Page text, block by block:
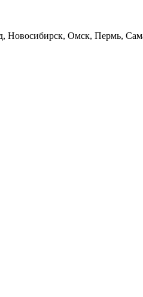
Новосибирск, Омск, Пермь,